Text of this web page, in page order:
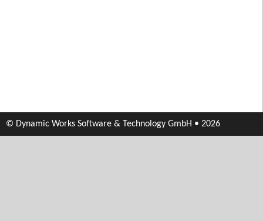
© Dynamic Works Software & Technology GmbH • 2026